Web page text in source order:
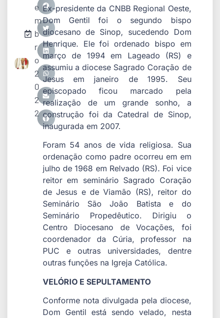
e
m
b
r
o
2
0
2
2
Ex-presidente da CNBB Regional Oeste,
Dom Gentil foi o segundo bispo
diocesano de Sinop, sucedendo Dom
Henrique. Ele foi ordenado bispo em
março de 1994 em Lageado (RS) e
assumiu a diocese Sagrado Coração de
Jesus em janeiro de 1995. Seu
episcopado ficou marcado pela
realização de um grande sonho, a
construção foi da Catedral de Sinop,
inaugurada em 2007.
Foram 54 anos de vida religiosa. Sua
ordenação como padre ocorreu em em
julho de 1968 em Relvado (RS). Foi vice
reitor em seminário Sagrado Coração
de Jesus e de Viamão (RS), reitor do
Seminário São João Batista e do
Seminário Propedêutico. Dirigiu o
Centro Diocesano de Vocações, foi
coordenador da Cúria, professor na
PUC e outras universidades, dentre
outras funções na Igreja Católica.
VELÓRIO E SEPULTAMENTO
Conforme nota divulgada pela diocese,
Dom Gentil está sendo velado, nesta